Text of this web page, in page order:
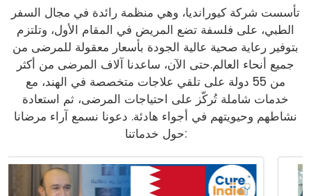
تأسست شركة كيورانديا، وهي منظمة رائدة في مجال السفر
الطبي، على فلسفة تضع المريض في المقام الأول، وتلتزم
بتوفير رعاية صحية عالية الجودة بأسعار معقولة للمرضى من
جميع أنحاء العالم.حتى الآن، ساعدنا آلاف المرضى من أكثر
من 55 دولة على تلقي علاجات متخصصة في الهند، مع
خدمات شاملة تُركّز على احتياجات المرضى، ثم استعادة
نشاطهم وحيويتهم في أجواء هادئة. دعونا نسمع آراء مرضانا
حول خدماتنا: